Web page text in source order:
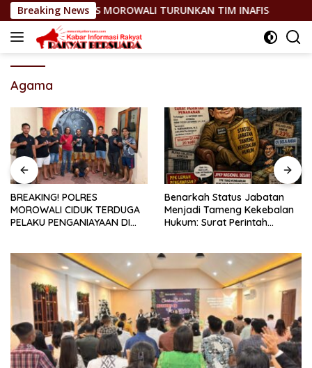
Langsung
ke
konten
Breaking News
MOROWALI TURUNKAN TIM INAFIS BREAKING!
Agama
BREAKING! POLRES
MOROWALI CIDUK TERDUGA
PELAKU PENGANIAYAAN DI
Benarkah Status Jabatan
Menjadi Tameng Kekebalan
Hukum: Surat Perintah
Dipertanyakan